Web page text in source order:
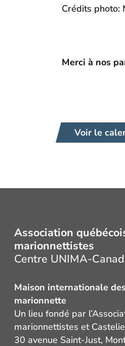
Crédits photo:
Merci à nos
Voir le
Association
marionnettistes
Centre UNIMA-
Maison internationale
marionnette
Un lieu fondé par
marionnettistes et
30 avenue Saint-Just,